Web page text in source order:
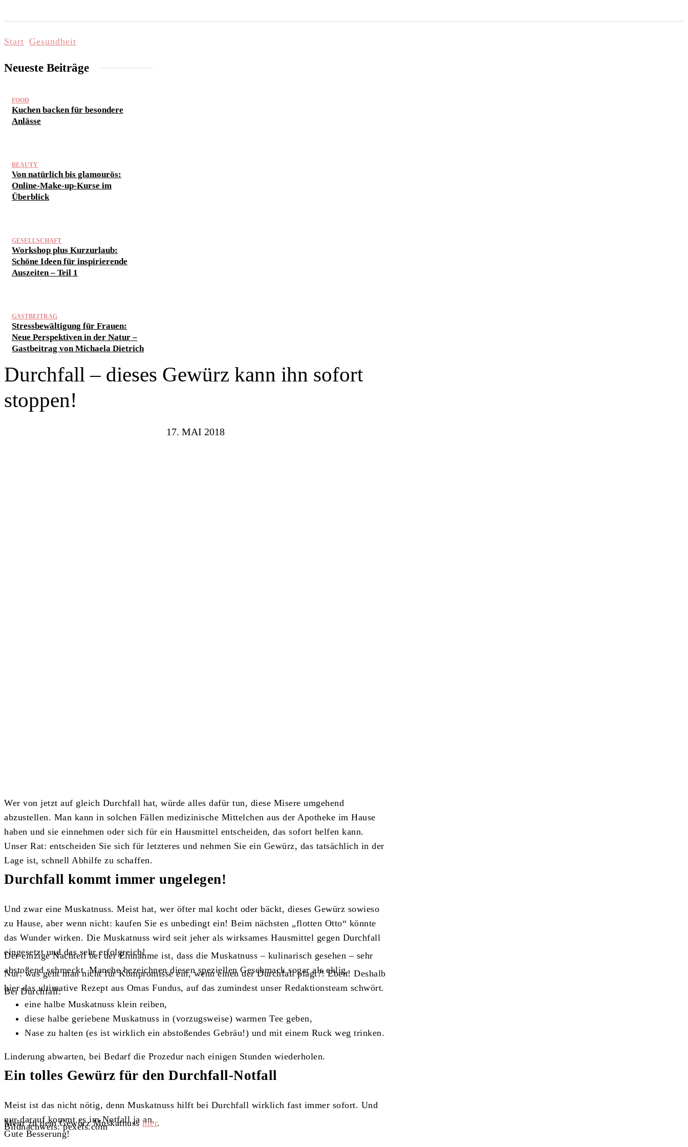
Start Gesundheit
Neueste Beiträge
FOOD
Kuchen backen für besondere
Anlässe
BEAUTY
Von natürlich bis glamourös:
Online-Make-up-Kurse im
Überblick
GESELLSCHAFT
Workshop plus Kurzurlaub:
Schöne Ideen für inspirierende
Auszeiten – Teil 1
GASTBEITRAG
Stressbewältigung für Frauen:
Neue Perspektiven in der Natur –
Gastbeitrag von Michaela Dietrich
Durchfall – dieses Gewürz kann ihn sofort
stoppen!
17. MAI 2018
Wer von jetzt auf gleich Durchfall hat, würde alles dafür tun, diese Misere umgehend
abzustellen. Man kann in solchen Fällen medizinische Mittelchen aus der Apotheke im Hause
haben und sie einnehmen oder sich für ein Hausmittel entscheiden, das sofort helfen kann.
Unser Rat: entscheiden Sie sich für letzteres und nehmen Sie ein Gewürz, das tatsächlich in der
Lage ist, schnell Abhilfe zu schaffen.
Durchfall kommt immer ungelegen!
Und zwar eine Muskatnuss. Meist hat, wer öfter mal kocht oder bäckt, dieses Gewürz sowieso
zu Hause, aber wenn nicht: kaufen Sie es unbedingt ein! Beim nächsten „flotten Otto“ könnte
das Wunder wirken. Die Muskatnuss wird seit jeher als wirksames Hausmittel gegen Durchfall
eingesetzt und das sehr erfolgreich!
Der einzige Nachteil bei der Einnahme ist, dass die Muskatnuss – kulinarisch gesehen – sehr
abstoßend schmeckt. Manche bezeichnen diesen speziellen Geschmack sogar als eklig.
Nur: was geht man nicht für Kompromisse ein, wenn einen der Durchfall plagt?! Eben! Deshalb
hier das ultimative Rezept aus Omas Fundus, auf das zumindest unser Redaktionsteam schwört.
Bei Durchfall:
eine halbe Muskatnuss klein reiben,
diese halbe geriebene Muskatnuss in (vorzugsweise) warmen Tee geben,
Nase zu halten (es ist wirklich ein abstoßendes Gebräu!) und mit einem Ruck weg trinken.
Linderung abwarten, bei Bedarf die Prozedur nach einigen Stunden wiederholen.
Ein tolles Gewürz für den Durchfall-Notfall
Meist ist das nicht nötig, denn Muskatnuss hilft bei Durchfall wirklich fast immer sofort. Und
nur darauf kommt es im Notfall ja an.
Mehr zu dem Gewürz Muskatnuss hier.
Bildnachweis: pexels.com
Gute Besserung!